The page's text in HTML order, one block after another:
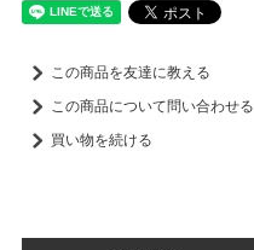
この商品を友達に教える
この商品について問い合わせる
買い物を続ける